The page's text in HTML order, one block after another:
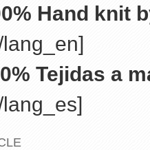
Hand knit
lang_en]
Tejidas a
lang_es]